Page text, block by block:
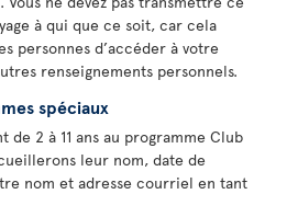
à qui que ce soit, car cela
personnes d’accéder à votre
renseignements personnels.
spéciaux
de 2 à 11 ans au programme Club
leur nom, date de
nom et adresse courriel en tant